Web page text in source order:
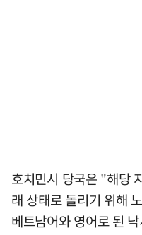
호치민시 당국은 "해당
래 상태로 돌리기 위해
베트남어와 영어로 된